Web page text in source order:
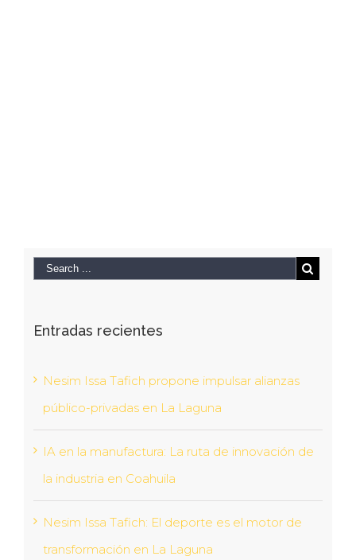
Entradas recientes
Nesim Issa Tafich propone impulsar alianzas
público-privadas en La Laguna
IA en la manufactura: La ruta de innovación de
la industria en Coahuila
Nesim Issa Tafich: El deporte es el motor de
transformación en La Laguna